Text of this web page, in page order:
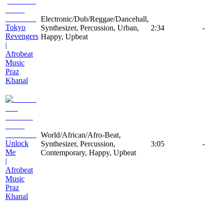
Tokyo
Revengers
|
Afrobeat
Music
Praz
Khanal
Electronic/Dub/Reggae/Dancehall,
Synthesizer, Percussion, Urban,
Happy, Upbeat
2:34 -
Unlock
Me
|
Afrobeat
Music
Praz
Khanal
World/African/Afro-Beat,
Synthesizer, Percussion,
Contemporary, Happy, Upbeat
3:05 -